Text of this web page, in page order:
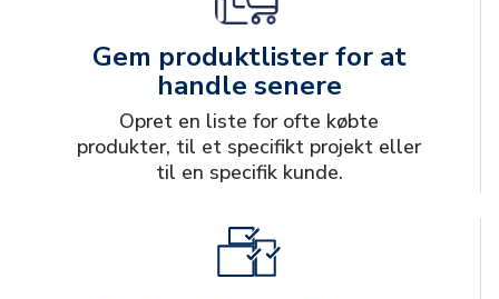
Gem produktlister for at
handle senere
Opret en liste for ofte købte
produkter, til et specifikt projekt eller
til en specifik kunde.